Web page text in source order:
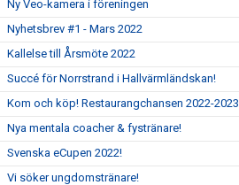
Ny Veo-kamera i föreningen
Nyhetsbrev #1 - Mars 2022
Kallelse till Årsmöte 2022
Succé för Norrstrand i Hallvärmländskan!
Kom och köp! Restaurangchansen 2022-2023
Nya mentala coacher & fystränare!
Svenska eCupen 2022!
Vi söker ungdomstränare!